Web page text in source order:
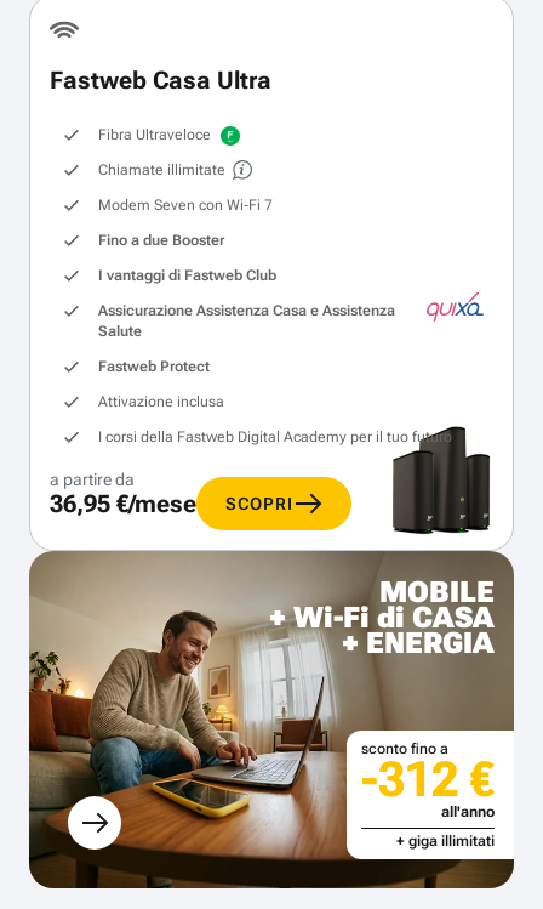
Fastweb Casa Ultra
Fibra Ultraveloce
Chiamate illimitate
Modem Seven con Wi‑Fi 7
Fino a due Booster
I vantaggi di Fastweb Club
Assicurazione Assistenza Casa e Assistenza
Salute
Fastweb Protect
Attivazione inclusa
I corsi della Fastweb Digital Academy per il tuo futuro
a partire da
36,95 €/mese SCOPRI
MOBILE
+ Wi-Fi di CASA
+ ENERGIA
sconto fino a
-312 €
all'anno
+ giga illimitati